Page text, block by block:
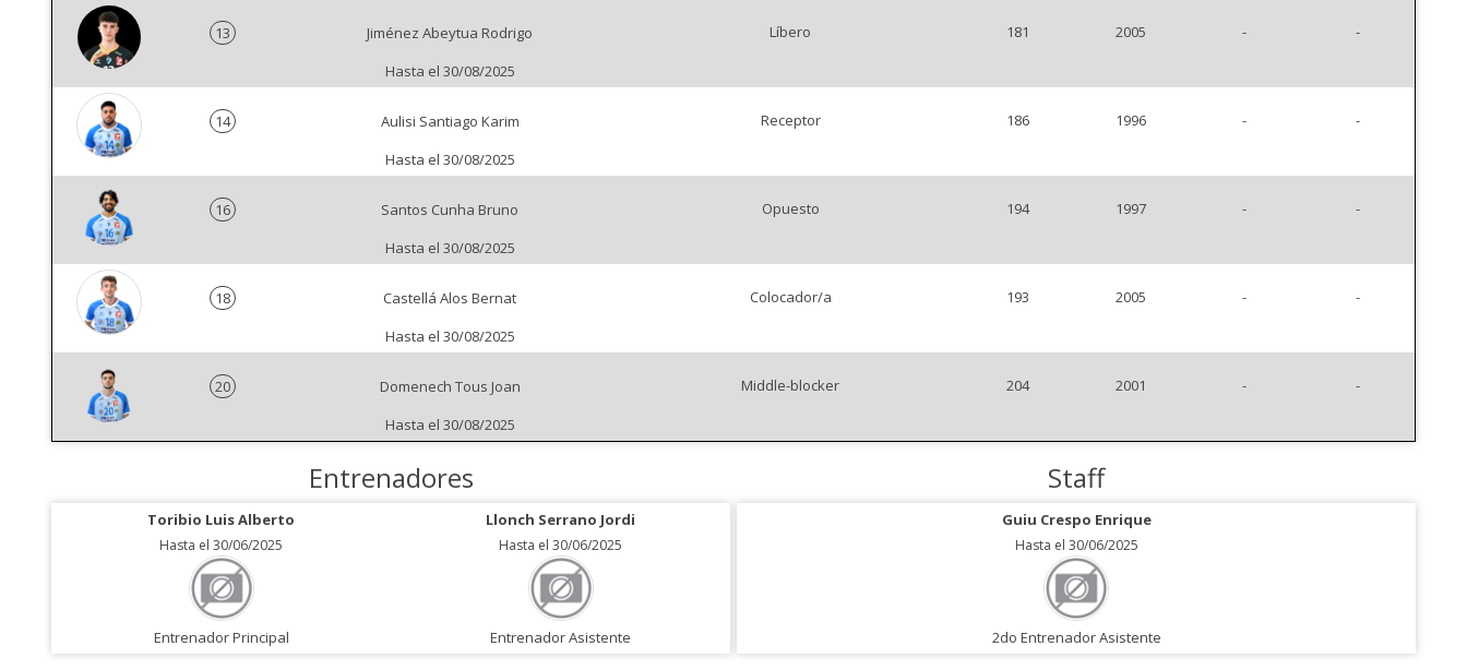
13
Jiménez Abeytua Rodrigo
Hasta el 30/08/2025
Líbero 181 2005 - -
14
Aulisi Santiago Karim
Hasta el 30/08/2025
Receptor 186 1996 - -
16
Santos Cunha Bruno
Hasta el 30/08/2025
Opuesto 194 1997 - -
18
Castellá Alos Bernat
Hasta el 30/08/2025
Colocador/a 193 2005 - -
20
Domenech Tous Joan
Hasta el 30/08/2025
Middle-blocker 204 2001 - -
Entrenadores
Toribio Luis Alberto
Hasta el 30/06/2025
Entrenador Principal
Llonch Serrano Jordi
Hasta el 30/06/2025
Entrenador Asistente
Staff
Guiu Crespo Enrique
Hasta el 30/06/2025
2do Entrenador Asistente